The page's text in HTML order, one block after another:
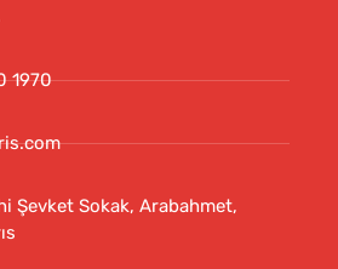
1970
Şevket Sokak, Arabahmet,